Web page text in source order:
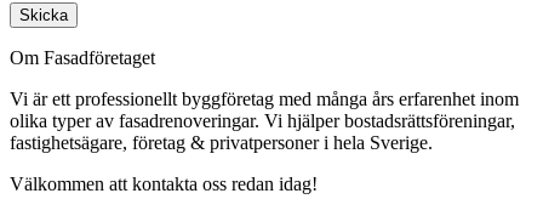
Skicka
Om Fasadföretaget
Vi är ett professionellt byggföretag med många års erfarenhet inom
olika typer av fasadrenoveringar. Vi hjälper bostadsrättsföreningar,
fastighetsägare, företag & privatpersoner i hela Sverige.
Välkommen att kontakta oss redan idag!